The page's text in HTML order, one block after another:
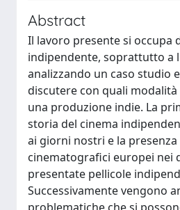
Abstract
Il lavoro presente si occupa
indipendente, soprattutto a
analizzando un caso studio
discutere con quali
una produzione indie. La
storia del cinema
ai giorni nostri e la
cinematografici europei nei
presentate pellicole
Successivamente vengono